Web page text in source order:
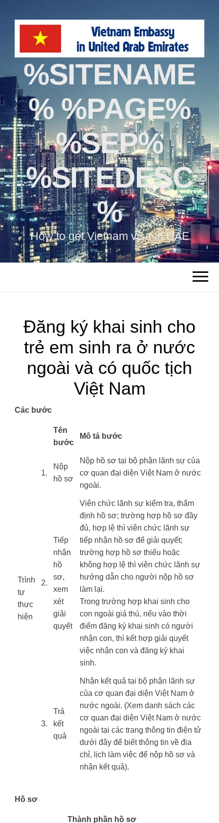
%SITENAME
% %PAGE%
%SEP%
%SITEDESC
%
How to get Vietnam visa in UAE
Đăng ký khai sinh cho
trẻ em sinh ra ở nước
ngoài và có quốc tịch
Việt Nam
Các bước
Trình
tự
thực
hiện ​
​Tên
bước
Mô tả bước
​1.
​​Nộp
hồ sơ
​Nộp hồ sơ tại bộ phận lãnh sự của
cơ quan đại diện Việt Nam ở nước
ngoài.
​2.
Tiếp
nhận
hồ
sơ,
xem
xét
giải
quyết
Viên chức lãnh sự kiểm tra, thẩm
định hồ sơ; trường hợp hồ sơ đầy
đủ, hợp lệ thì viên chức lãnh sự
tiếp nhận hồ sơ để giải quyết;
trường hợp hồ sơ thiếu hoặc
không hợp lệ thì viên chức lãnh sự
hướng dẫn cho người nộp hồ sơ
làm lại.
Trong trường hợp khai sinh cho
con ngoài giá thú, nếu vào thời
điểm đăng ký khai sinh có người
nhận con, thì kết hợp giải quyết
việc nhận con và đăng ký khai
sinh.
3.
Trả
kết
quả
Nhận kết quả tại bộ phận lãnh sự
của cơ quan đại diện Việt Nam ở
nước ngoài. (Xem danh sách các
cơ quan đại diện Việt Nam ở nước
ngoài tại các trang thông tin điện tử
dưới đây để biết thông tin về địa
chỉ, lịch làm việc để nộp hồ sơ và
nhận kết quả).
Hồ sơ
​Thành phần hồ sơ